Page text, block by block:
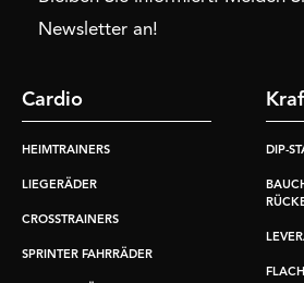
Newsletter an!
Cardio
HEIMTRAINERS
LIEGERÄDER
CROSSTRAINERS
SPRINTER FAHRRÄDER
DIP-